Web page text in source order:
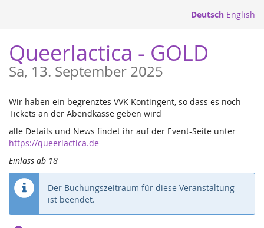
springen
Deutsch English
Queerlactica - GOLD
Sa, 13. September 2025
Wir haben ein begrenztes VVK Kontingent, so dass es noch
Tickets an der Abendkasse geben wird
alle Details und News findet ihr auf der Event-Seite unter
https://queerlactica.de
Einlass ab 18
Der Buchungszeitraum für diese Veranstaltung
ist beendet.